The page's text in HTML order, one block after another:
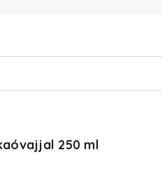
250 ml